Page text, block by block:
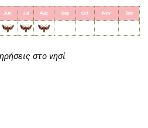
Jun Jul Aug Sep Oct Nov Dec
στο νησί